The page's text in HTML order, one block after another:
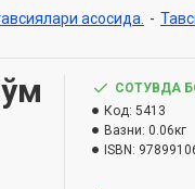
асосида. -
СОТУВДА
Код: 5413
Вазни: 0.06кг
ISBN: